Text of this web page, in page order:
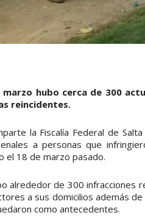
hubo cerca de 300
reincidentes.
la Fiscalía Federal de
a personas que
el 18 de marzo pasado.
alrededor de 300 infracciones
a sus domicilios además
como antecedentes.